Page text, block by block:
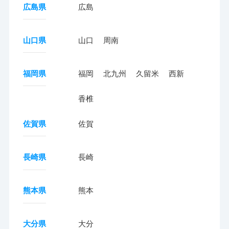
広島県 広島
山口県 山口 周南
福岡県 福岡 北九州 久留米 西新
香椎
佐賀県 佐賀
長崎県 長崎
熊本県 熊本
大分県 大分